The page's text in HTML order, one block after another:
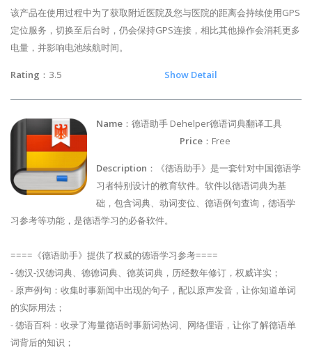
该产品在使用过程中为了获取附近医院及您与医院的距离会持续使用GPS
定位服务，切换至后台时，仍会保持GPS连接，相比其他操作会消耗更多
电量，并影响电池续航时间。
Rating ：3.5 Show Detail
Name ：德语助手 Dehelper德语词典翻译工具
Price ：Free
Description ：《德语助手》是一套针对中国德语学
习者特别设计的教育软件。软件以德语词典为基
础，包含词典、动词变位、德语例句查询，德语学
习参考等功能，是德语学习的必备软件。
====《德语助手》提供了权威的德语学习参考====
- 德汉-汉德词典、德德词典、德英词典，历经数年修订，权威详实；
- 原声例句：收集时事新闻中出现的句子，配以原声发音，让你知道单词
的实际用法；
- 德语百科：收录了海量德语时事新词热词、网络俚语，让你了解德语单
词背后的知识；